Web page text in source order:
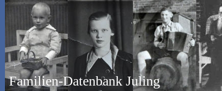
Familien-Datenbank Juling